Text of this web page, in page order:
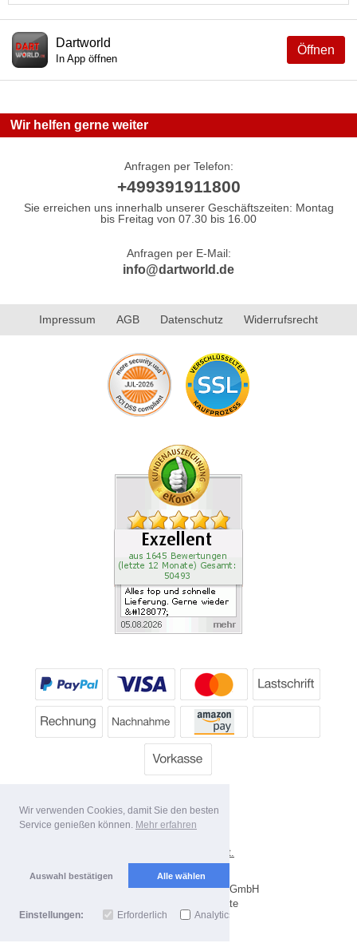
Wir verwenden Cookies, damit Sie den besten
Service genießen können. Mehr erfahren
Auswahl bestätigen Alle wählen
Einstellungen: Erforderlich Analytics
Öffnen
Dartworld
In App öffnen
Wir helfen gerne weiter
Anfragen per Telefon:
+499391911800
Sie erreichen uns innerhalb unserer Geschäftszeiten: Montag
bis Freitag von 07.30 bis 16.00
Anfragen per E-Mail:
info@dartworld.de
Impressum AGB Datenschutz Widerrufsrecht
Alle Preise inkl. MwSt.
Lieferbedingungen
Copyright 2026 by Dartpoint GmbH
Mobile Shop by Shopgate